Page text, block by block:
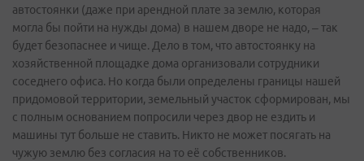
автостоянки (даже при арендной плате за землю, которая
могла бы пойти на нужды дома) в нашем дворе не надо, – так
будет безопаснее и чище. Дело в том, что автостоянку на
хозяйственной площадке дома организовали сотрудники
соседнего офиса. Но когда были определены границы нашей
придомовой территории, земельный участок сформирован, мы
с полным основанием попросили через двор не ездить и
машины тут больше не ставить. Никто не может посягать на
чужую землю без согласия на то её собственников.